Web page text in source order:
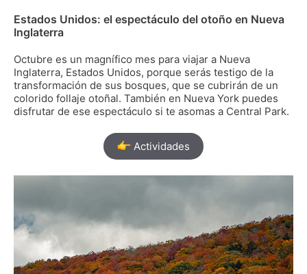
Estados Unidos: el espectáculo del otoño en Nueva
Inglaterra
Octubre es un magnífico mes para viajar a Nueva
Inglaterra, Estados Unidos, porque serás testigo de la
transformación de sus bosques, que se cubrirán de un
colorido follaje otoñal. También en Nueva York puedes
disfrutar de ese espectáculo si te asomas a Central Park.
Actividades